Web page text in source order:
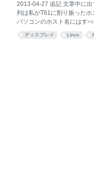
らしい。 おことわり この記
まり自信を持てない。おそ
のだが、明確な根拠
2013-04-27 追記 文章中に
列は私がT61に割り振った
パソコンのホスト名にはす
割り振っている 普段
いるのでLCDはWXGA+程度
ディスプレイ Linux